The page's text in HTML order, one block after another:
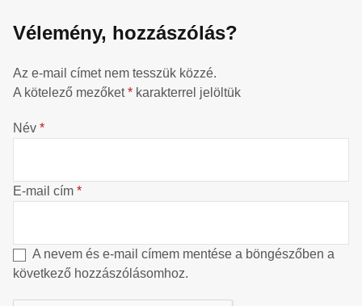
Vélemény, hozzászólás?
Az e-mail címet nem tesszük közzé.
A kötelező mezőket* karakterrel jelöltük
Név *
E-mail cím *
A nevem és e-mail címem mentése a böngészőben a
következő hozzászólásomhoz.